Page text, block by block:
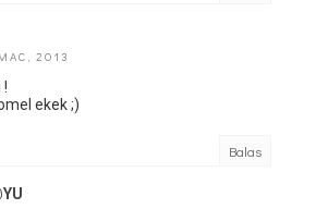
2013
ekek ;)
Balas